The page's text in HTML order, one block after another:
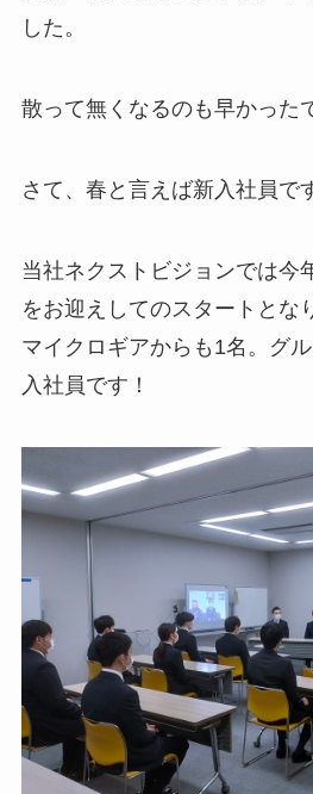
した。
散って無くなるのも早かった
さて、春と言えば新入社員で
当社ネクストビジョンでは今
をお迎えしてのスタートとな
マイクロギアからも1名。グ
入社員です！